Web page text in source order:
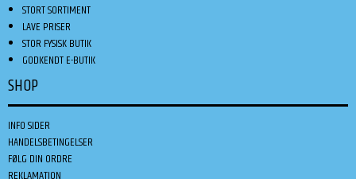
STORT SORTIMENT
LAVE PRISER
STOR FYSISK BUTIK
GODKENDT E-BUTIK
SHOP
INFO SIDER
HANDELSBETINGELSER
FØLG DIN ORDRE
REKLAMATION